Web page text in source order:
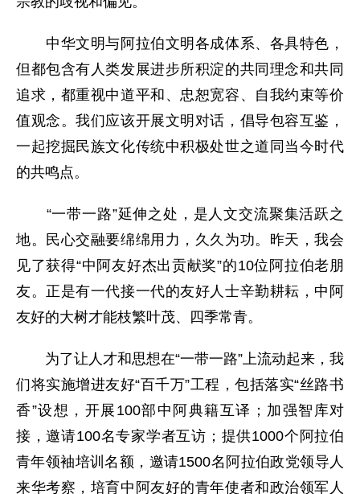
中华文明与阿拉伯文明各成体系、各具特色，
但都包含有人类发展进步所积淀的共同理念和共同
追求，都重视中道平和、忠恕宽容、自我约束等价
值观念。我们应该开展文明对话，倡导包容互鉴，
一起挖掘民族文化传统中积极处世之道同当今时代
的共鸣点。
“一带一路”延伸之处，是人文交流聚集活跃之
地。民心交融要绵绵用力，久久为功。昨天，我会
见了获得“中阿友好杰出贡献奖”的10位阿拉伯老朋
友。正是有一代接一代的友好人士辛勤耕耘，中阿
友好的大树才能枝繁叶茂、四季常青。
为了让人才和思想在“一带一路”上流动起来，我
们将实施增进友好“百千万”工程，包括落实“丝路书
香”设想，开展100部中阿典籍互译；加强智库对
接，邀请100名专家学者互访；提供1000个阿拉伯
青年领袖培训名额，邀请1500名阿拉伯政党领导人
来华考察，培育中阿友好的青年使者和政治领军人